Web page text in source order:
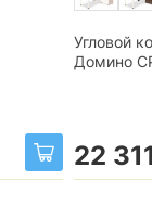
Угловой
Домино
22 311